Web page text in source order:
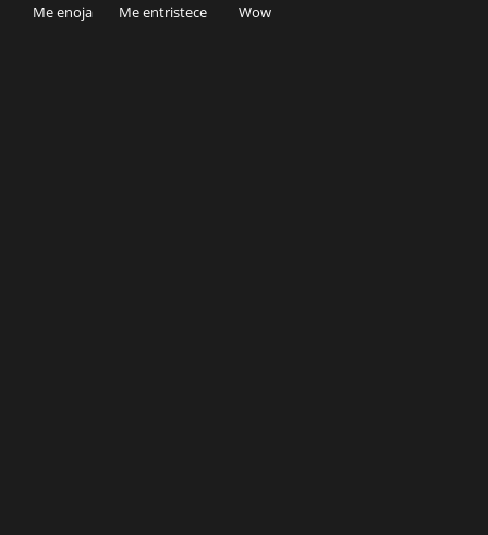
Me enoja Me entristece Wow